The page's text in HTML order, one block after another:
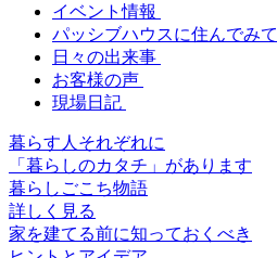
イベント情報
パッシブハウスに住んでみて
日々の出来事
お客様の声
現場日記
暮らす人それぞれに
「暮らしのカタチ」があります
暮らしごこち物語
詳しく見る
家を建てる前に知っておくべき